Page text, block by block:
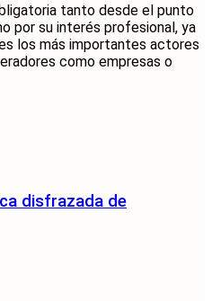
tanto desde el punto
por su interés profesional, ya
los más importantes actores
como empresas o
disfrazada de